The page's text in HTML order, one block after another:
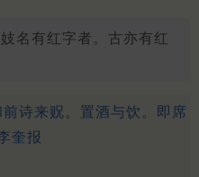
名有红字者。古亦有红
诗来贶。置酒与饮。即席
奎报